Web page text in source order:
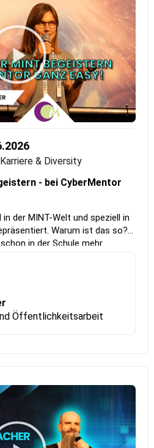
& Diversity
- bei CyberMentor
der MINT-Welt und speziell in
Warum ist das so?
in der Schule mehr
dort an: bei der
Im Vortrag erfährst du, wie
wirkt und wie du dich selbst
Mädchen auf ihrem Weg in
kannst.
Öffentlichkeitsarbeit